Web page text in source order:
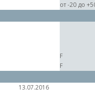
от -20 до
F
F
13.07.2016